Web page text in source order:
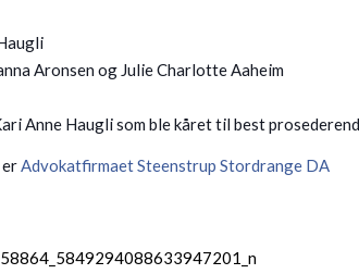
Aronsen og Julie Charlotte Aaheim
Anne Haugli som ble kåret til best
Advokatfirmaet Steenstrup Stordrange DA